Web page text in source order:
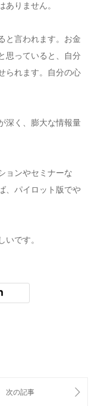
ありません。
と言われます。お金
思っていると、自分
られます。自分の心
深く、膨大な情報量
ョンやセミナーな
、パイロット版でや
いです。